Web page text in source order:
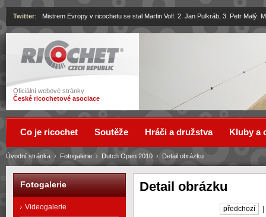
Ricochet
Oficiální webové stránky
České ricochetové asociace
Twitter: Mistrem Evropy v ricochetu se stal Martin Volf. 2. Jan Pulkráb, 3. Petr Malý.
Detail obrázku
předchozí
Úvodní stránka › Fotogalerie › Dutch Open 2010 › Detail obrázku
Co je ricochet Soutěže Hráči a družstva Kluby a
Fotogalerie
Videogalerie